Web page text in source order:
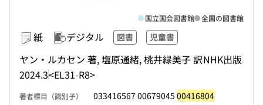
紙 デジタル 図書 児童書
ヤン・ルカセン 著, 塩原通緒, 桃井緑美子 訳NHK出版
2024.3<EL31-R8>
国立国会図書館 全国の図書館
著者標目（識別子） 033416567 00679045 00416804